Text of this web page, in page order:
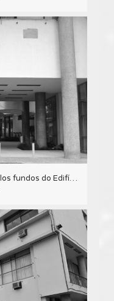
Foto 8: Entrada principal vista pelos fundos do Edifício Oswaldo Lacerda de Pacheco, em Curitiba - 2009.